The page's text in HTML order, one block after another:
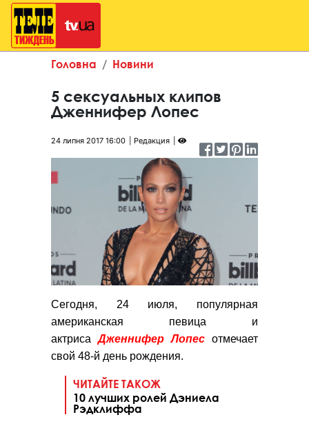
Головна Новини
5 сексуальных клипов
Дженнифер Лопес
24 липня 2017 16:00 Редакция
Сегодня, 24 июля, популярная
американская певица и
актрисаДженнифер Лопес отмечает
свой 48-й день рождения.
ЧИТАЙТЕ ТАКОЖ
10 лучших ролей Дэниела
Рэдклиффа